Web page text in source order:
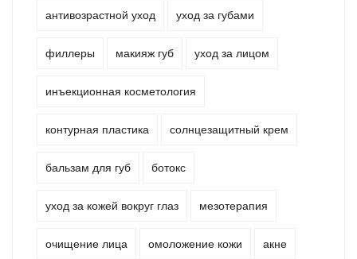
антивозрастной уход уход за губами
филлеры макияж губ уход за лицом
инъекционная косметология
контурная пластика солнцезащитный крем
бальзам для губ ботокс
уход за кожей вокруг глаз мезотерапия
очищение лица омоложение кожи акне